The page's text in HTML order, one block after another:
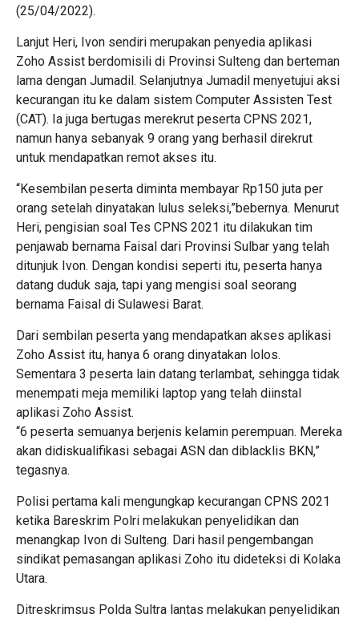
(25/04/2022).
Lanjut Heri, Ivon sendiri merupakan penyedia aplikasi
Zoho Assist berdomisili di Provinsi Sulteng dan berteman
lama dengan Jumadil. Selanjutnya Jumadil menyetujui aksi
kecurangan itu ke dalam sistem Computer Assisten Test
(CAT). Ia juga bertugas merekrut peserta CPNS 2021,
namun hanya sebanyak 9 orang yang berhasil direkrut
untuk mendapatkan remot akses itu.
“Kesembilan peserta diminta membayar Rp150 juta per
orang setelah dinyatakan lulus seleksi,”bebernya. Menurut
Heri, pengisian soal Tes CPNS 2021 itu dilakukan tim
penjawab bernama Faisal dari Provinsi Sulbar yang telah
ditunjuk Ivon. Dengan kondisi seperti itu, peserta hanya
datang duduk saja, tapi yang mengisi soal seorang
bernama Faisal di Sulawesi Barat.
Dari sembilan peserta yang mendapatkan akses aplikasi
Zoho Assist itu, hanya 6 orang dinyatakan lolos.
Sementara 3 peserta lain datang terlambat, sehingga tidak
menempati meja memiliki laptop yang telah diinstal
aplikasi Zoho Assist.
“6 peserta semuanya berjenis kelamin perempuan. Mereka
akan didiskualifikasi sebagai ASN dan diblacklis BKN,”
tegasnya.
Polisi pertama kali mengungkap kecurangan CPNS 2021
ketika Bareskrim Polri melakukan penyelidikan dan
menangkap Ivon di Sulteng. Dari hasil pengembangan
sindikat pemasangan aplikasi Zoho itu dideteksi di Kolaka
Utara.
Ditreskrimsus Polda Sultra lantas melakukan penyelidikan